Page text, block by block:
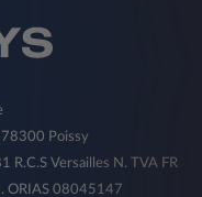
Poissy
R.C.S Versailles N. TVA FR
ORIAS 08045147